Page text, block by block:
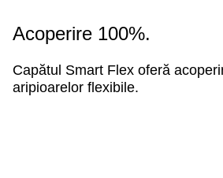
Acoperire 100%.
Capătul Smart Flex oferă
aripioarelor flexibile.